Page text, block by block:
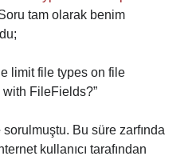
tam olarak benim
limit file types on file
FileFields?”
sorulmuştu. Bu süre zarfında
kullanıcı tarafından